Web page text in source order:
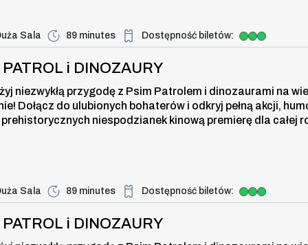
Sala 89 minutes Dostępność biletów:
Duża dostępność biletów
i DINOZAURY , 9 august 2026,
PATROL i DINOZAURY
niezwykłą przygodę z Psim Patrolem i dinozaurami na
Dołącz do ulubionych bohaterów i odkryj pełną akcji,
niespodzianek kinową premierę dla całej
Sala 89 minutes Dostępność biletów:
Duża dostępność biletów
i DINOZAURY , 9 august 2026,
PATROL i DINOZAURY